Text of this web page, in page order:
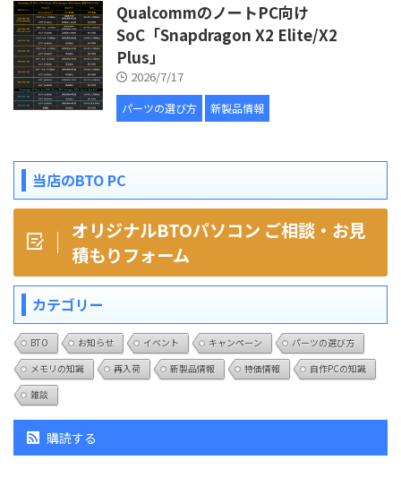
QualcommのノートPC向け
SoC「Snapdragon X2 Elite/X2
Plus」
2026/7/17
パーツの選び方 新製品情報
当店のBTO PC
オリジナルBTOパソコン ご相談・お見
積もりフォーム
カテゴリー
BTO お知らせ イベント キャンペーン
パーツの選び方
メモリの知識
再入荷 新製品情報 特価情報
自作PCの知識
雑談
購読する